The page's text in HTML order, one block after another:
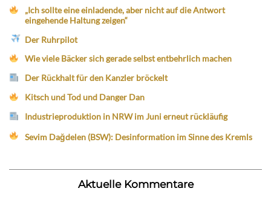
„Ich sollte eine einladende, aber nicht auf die Antwort
eingehende Haltung zeigen“
Der Ruhrpilot
Wie viele Bäcker sich gerade selbst entbehrlich machen
Der Rückhalt für den Kanzler bröckelt
Kitsch und Tod und Danger Dan
Industrieproduktion in NRW im Juni erneut rückläufig
Sevim Dağdelen (BSW): Desinformation im Sinne des Kremls
Aktuelle Kommentare